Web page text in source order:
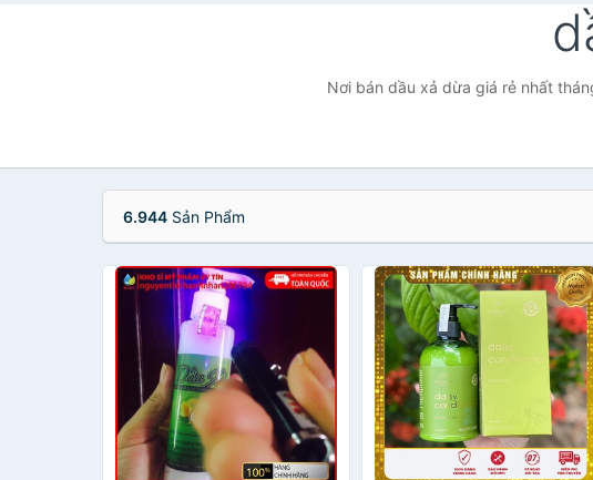
Nơi bán dầu xả dừa giá rẻ nhất
6.944 Sản Phẩm